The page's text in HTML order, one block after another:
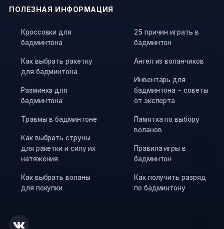
ПОЛЕЗНАЯ ИНФОРМАЦИЯ
Кроссовки для
бадминтона
Как выбрать ракетку
для бадминтона
Разминка для
бадминтона
Травмы в бадминтоне
Как выбрать струны
для ракетки и силу их
натяжения
Как выбрать воланы
для покупки
25 причин играть в
бадминтон
Ангел из воланчиков
Инвентарь для
бадминтона - советы
от эксперта
Памятка по выбору
воланов
Правила игры в
бадминтон
Как получить разряд
по бадминтону